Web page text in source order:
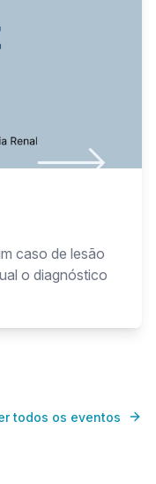
caso de lesão
o diagnóstico
todos os eventos